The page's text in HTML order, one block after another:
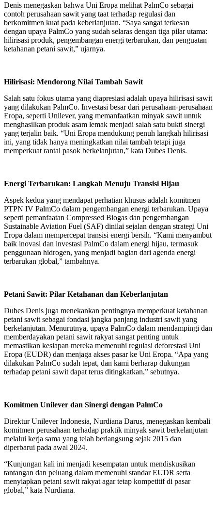
Denis menegaskan bahwa Uni Eropa melihat PalmCo sebagai
contoh perusahaan sawit yang taat terhadap regulasi dan
berkomitmen kuat pada keberlanjutan. “Saya sangat terkesan
dengan upaya PalmCo yang sudah selaras dengan tiga pilar utama:
hilirisasi produk, pengembangan energi terbarukan, dan penguatan
ketahanan petani sawit,” ujarnya.
Hilirisasi: Mendorong Nilai Tambah Sawit
Salah satu fokus utama yang diapresiasi adalah upaya hilirisasi sawit
yang dilakukan PalmCo. Investasi besar dari perusahaan-perusahaan
Eropa, seperti Unilever, yang memanfaatkan minyak sawit untuk
menghasilkan produk asam lemak menjadi salah satu bukti sinergi
yang terjalin baik. “Uni Eropa mendukung penuh langkah hilirisasi
ini, yang tidak hanya meningkatkan nilai tambah tetapi juga
memperkuat rantai pasok berkelanjutan,” kata Dubes Denis.
Energi Terbarukan: Langkah Menuju Transisi Hijau
Aspek kedua yang mendapat perhatian khusus adalah komitmen
PTPN IV PalmCo dalam pengembangan energi terbarukan. Upaya
seperti pemanfaatan Compressed Biogas dan pengembangan
Sustainable Aviation Fuel (SAF) dinilai sejalan dengan strategi Uni
Eropa dalam mempercepat transisi energi bersih. “Kami menyambut
baik inovasi dan investasi PalmCo dalam energi hijau, termasuk
penggunaan hidrogen, yang menjadi bagian dari agenda energi
terbarukan global,” tambahnya.
Petani Sawit: Pilar Ketahanan dan Keberlanjutan
Dubes Denis juga menekankan pentingnya memperkuat ketahanan
petani sawit sebagai fondasi jangka panjang industri sawit yang
berkelanjutan. Menurutnya, upaya PalmCo dalam mendampingi dan
memberdayakan petani sawit rakyat sangat penting untuk
memastikan kesiapan mereka memenuhi regulasi deforestasi Uni
Eropa (EUDR) dan menjaga akses pasar ke Uni Eropa. “Apa yang
dilakukan PalmCo sudah tepat, dan kami berharap dukungan
terhadap petani sawit dapat terus ditingkatkan,” sebutnya.
Komitmen Unilever dan Sinergi dengan PalmCo
Direktur Unilever Indonesia, Nurdiana Darus, menegaskan kembali
komitmen perusahaan terhadap praktik minyak sawit berkelanjutan
melalui kerja sama yang telah berlangsung sejak 2015 dan
diperbarui pada awal 2024.
“Kunjungan kali ini menjadi kesempatan untuk mendiskusikan
tantangan dan peluang dalam memenuhi standar EUDR serta
menyiapkan petani sawit rakyat agar tetap kompetitif di pasar
global,” kata Nurdiana.